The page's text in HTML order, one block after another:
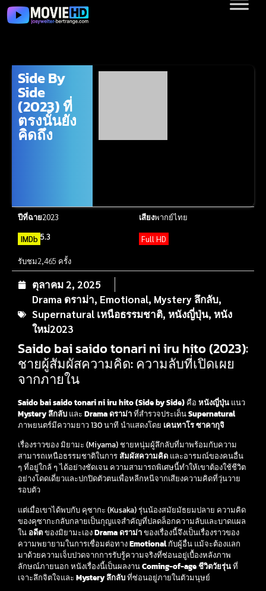
Side By
Side
(2023) ที่
ตรงนั้นยัง
คิดถึง
ปีที่ฉาย2023 เสียงพากย์ไทย
IMDb 5.3 Full HD
รับชม2,465 ครั้ง
ตุลาคม 2, 2025
Drama ดราม่า, Emotional, Mystery ลึกลับ,
Supernatural เหนือธรรมชาติ, หนังญี่ปุ่น, หนัง
ใหม่2023
Saido bai saido tonari ni iru hito (2023):
ชายผู้สัมผัสความคิด: ความลับที่เปิดเผย
จากภายใน
Saido bai saido tonari ni iru hito (Side by Side) คือ หนังญี่ปุ่น แนว
Mystery ลึกลับ และ Drama ดราม่าที่สำรวจประเด็นSupernatural
ภาพยนตร์มีความยาว 130 นาที นำแสดงโดย เคนทาโร ซาคากุจิ
เรื่องราวของ มิยามะ (Miyama) ชายหนุ่มผู้ลึกลับที่มาพร้อมกับความ
สามารถเหนือธรรมชาติในการสัมผัสความคิด และอารมณ์ของคนอื่น
ๆ ที่อยู่ใกล้ ๆ ได้อย่างชัดเจน ความสามารถพิเศษนี้ทำให้เขาต้องใช้ชีวิต
อย่างโดดเดี่ยวและปกปิดตัวตนเพื่อหลีกหนีจากเสียงความคิดที่วุ่นวาย
รอบตัว
แต่เมื่อเขาได้พบกับ คุซากะ (Kusaka) รุ่นน้องสมัยมัธยมปลาย ความคิด
ของคุซากะกลับกลายเป็นกุญแจสำคัญที่ปลดล็อกความลับและบาดแผล
ใน อดีตของมิยามะเองDrama ดราม่าของเรื่องนี้จึงเป็นเรื่องราวของ
ความพยายามในการเชื่อมต่อทางEmotionalกับผู้อื่น แม้จะต้องแลก
มาด้วยความเจ็บปวดจากการรับรู้ความจริงที่ซ่อนอยู่เบื้องหลังภาพ
ลักษณ์ภายนอก หนังเรื่องนี้เป็นผลงานComing-of-age ชีวิตวัยรุ่นที่
เจาะลึกจิตใจและ Mystery ลึกลับที่ซ่อนอยู่ภายในตัวมนุษย์